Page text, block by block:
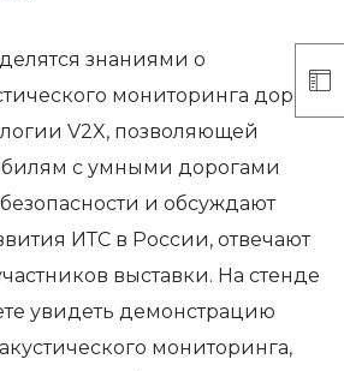
знаниями о
мониторинга дорог
V2X, позволяющей
с умными дорогами
и обсуждают
ИТС в России, отвечают
выставки. На стенде
увидеть демонстрацию
мониторинга,